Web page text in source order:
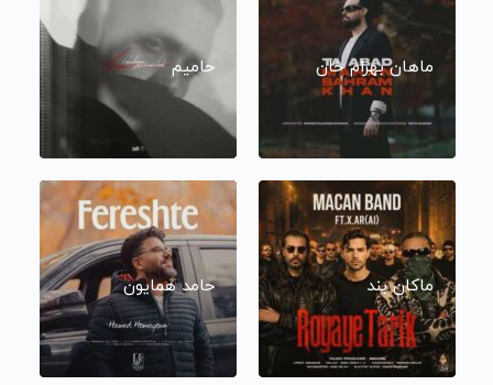
ماهان بهرام خان حامیم
ماکان بند حامد همایون